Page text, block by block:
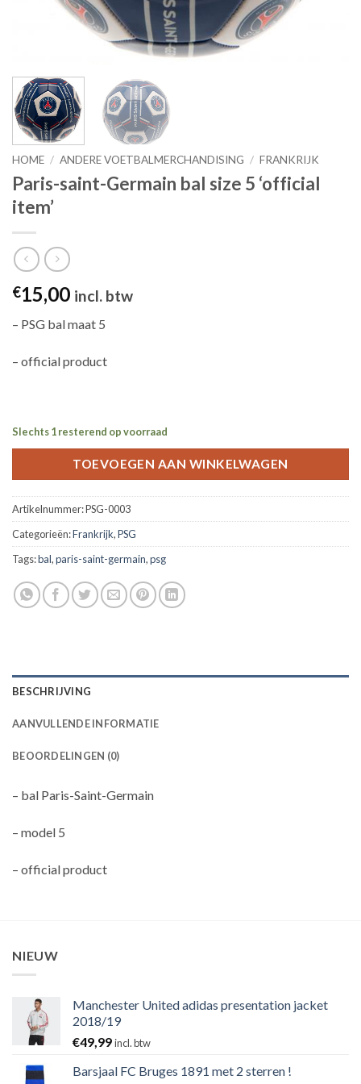
HOME / ANDERE VOETBALMERCHANDISING / FRANKRIJK
Paris-saint-Germain bal size 5 ‘official
item’
€15,00 incl. btw
– PSG bal maat 5
– official product
Slechts 1 resterend op voorraad
TOEVOEGEN AAN WINKELWAGEN
Artikelnummer:PSG-0003
Categorieën:Frankrijk,PSG
Tags:bal,paris-saint-germain,psg
BESCHRIJVING
AANVULLENDE INFORMATIE
BEOORDELINGEN (0)
– bal Paris-Saint-Germain
– model 5
– official product
NIEUW
Manchester United adidas presentation jacket
2018/19
€49,99incl. btw
Barsjaal FC Bruges 1891 met 2 sterren !